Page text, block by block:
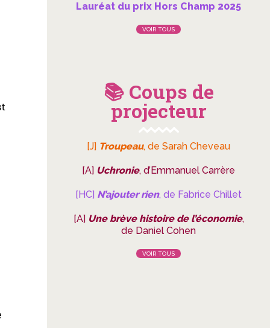
Lauréat du prix Hors Champ 2025
VOIR TOUS
📚 Coups de
projecteur
[J] Troupeau, de Sarah Cheveau
[A] Uchronie, d’Emmanuel Carrère
[HC] N’ajouter rien, de Fabrice Chillet
[A] Une brève histoire de l’économie,
de Daniel Cohen
VOIR TOUS